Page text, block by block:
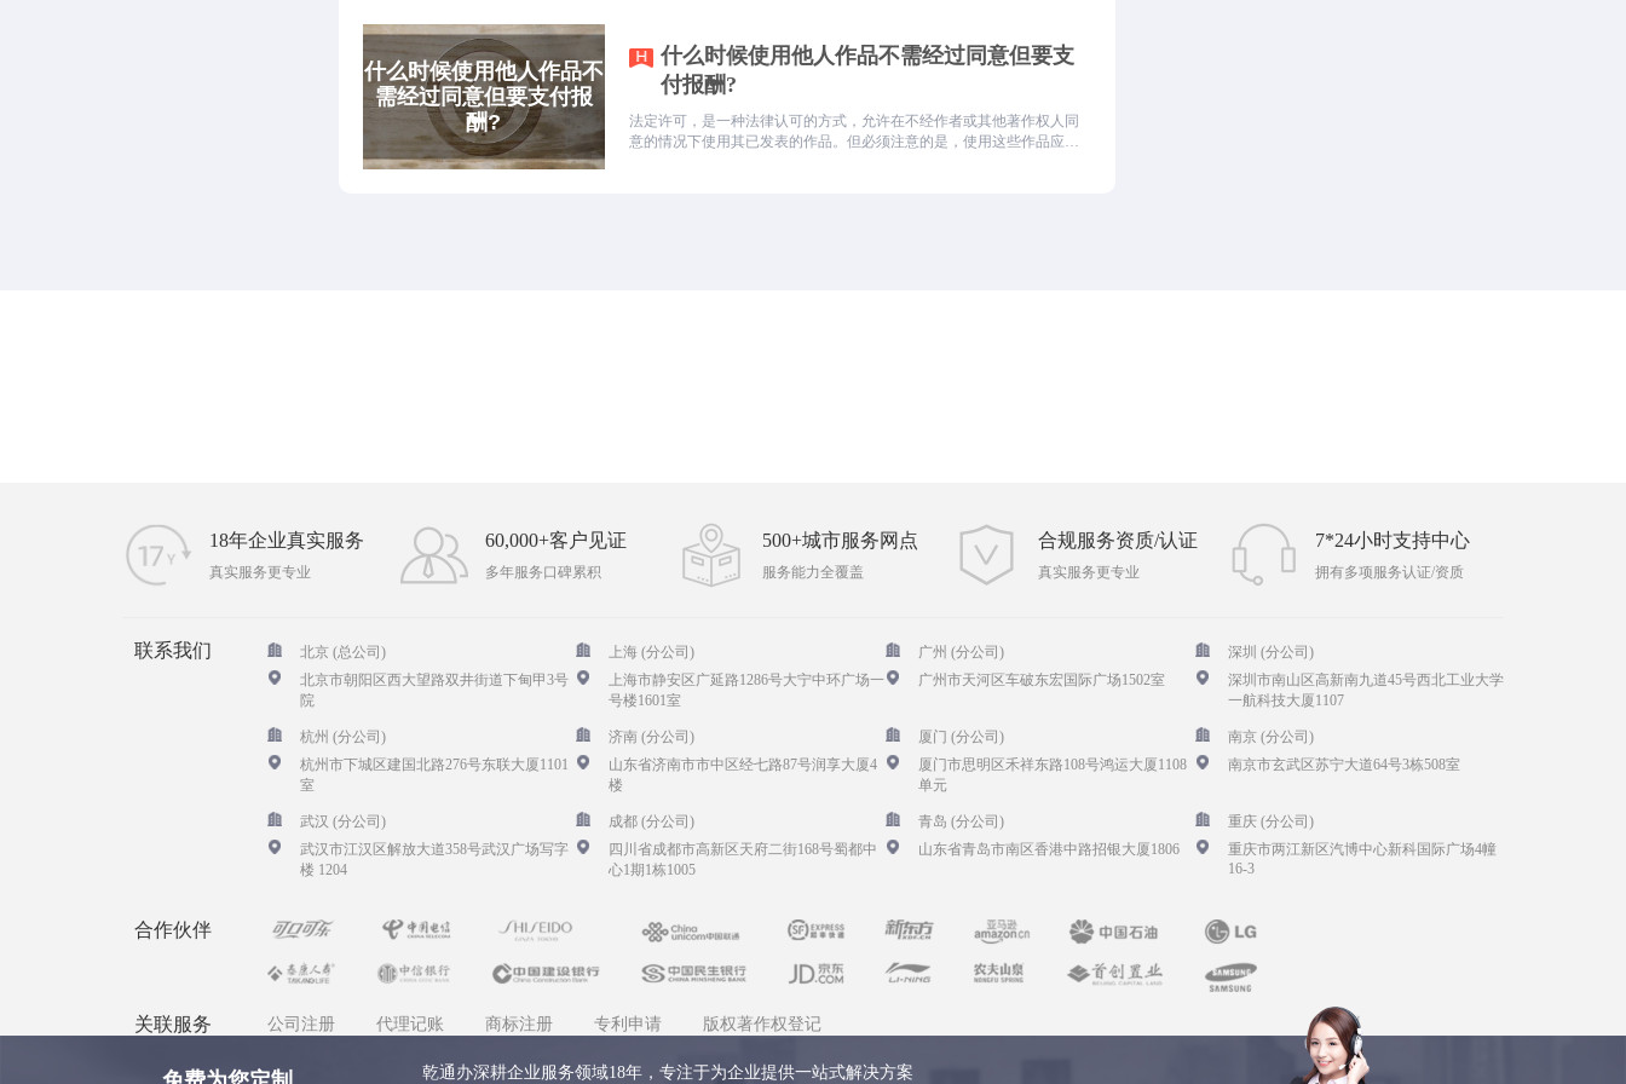
什么时候使用他人作品不需经过同意但要支
付报酬?
法定许可，是一种法律认可的方式，允许在不经作者或其他著作权人同
意的情况下使用其已发表的作品。但必须注意的是，使用这些作品应按
乾通办深耕企业服务领域18年，专注于为企业提供一站式解决方案
18年企业真实服务
真实服务更专业
60,000+客户见证
多年服务口碑累积
500+城市服务网点
服务能力全覆盖
合规服务资质/认证
真实服务更专业
7*24小时支持中心
拥有多项服务认证/资质
联系我们
北京 (总公司)
北京市朝阳区西大望路双井街道下甸甲3号
院
上海 (分公司)
上海市静安区广延路1286号大宁中环广场一
号楼1601室
广州 (分公司)
广州市天河区车破东宏国际广场1502室
深圳 (分公司)
深圳市南山区高新南九道45号西北工业大学
一航科技大厦1107
杭州 (分公司)
杭州市下城区建国北路276号东联大厦1101
室
济南 (分公司)
山东省济南市市中区经七路87号润享大厦4
楼
厦门 (分公司)
厦门市思明区禾祥东路108号鸿运大厦1108
单元
南京 (分公司)
南京市玄武区苏宁大道64号3栋508室
武汉 (分公司)
武汉市江汉区解放大道358号武汉广场写字
楼 1204
成都 (分公司)
四川省成都市高新区天府二街168号蜀都中
心1期1栋1005
青岛 (分公司)
山东省青岛市南区香港中路招银大厦1806
重庆 (分公司)
重庆市两江新区汽博中心新科国际广场4幢
16-3
合作伙伴
关联服务 公司注册 代理记账 商标注册 专利申请 版权著作权登记